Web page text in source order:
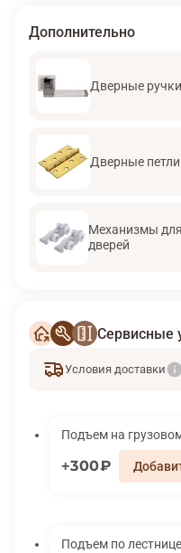
Дополнительно
Дверные ручки
Дверные петли
Механизмы
дверей
Сервисные
Условия доставки
300₽